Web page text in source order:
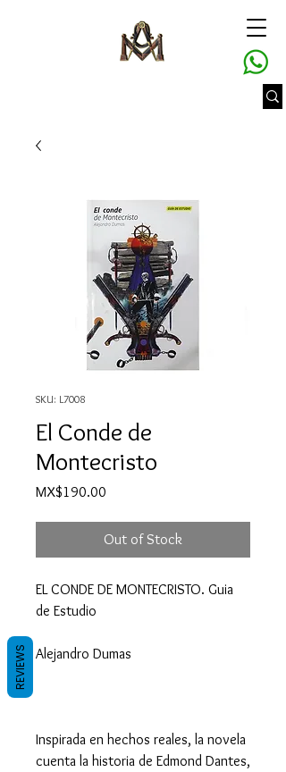
SKU: L7008
El Conde de
Montecristo
MX$190.00
Out of Stock
EL CONDE DE MONTECRISTO. Guia
de Estudio
Alejandro Dumas
Inspirada en hechos reales, la novela
cuenta la historia de Edmond Dantes,
REVIEWS